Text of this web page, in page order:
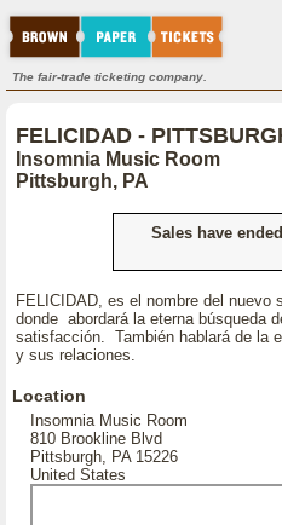
The fair-trade ticketing company.
FELICIDAD -
Insomnia Music Room
Pittsburgh, PA
Sales have
FELICIDAD, es el nombre del nuevo
donde abordará la eterna búsqueda
satisfacción. También hablará de la
y sus relaciones.
Location
Insomnia Music Room
810 Brookline Blvd
Pittsburgh, PA 15226
United States